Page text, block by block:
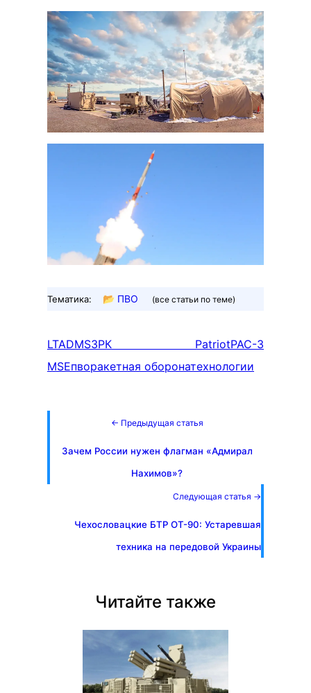
Тематика: 📂 ПВО (все статьи по теме)
LTADMSЗРК PatriotPAC-3
MSEпворакетная оборонатехнологии
← Предыдущая статья
Зачем России нужен флагман «Адмирал
Нахимов»?
Следующая статья →
Чехословацкие БТР OT-90: Устаревшая
техника на передовой Украины
Читайте также